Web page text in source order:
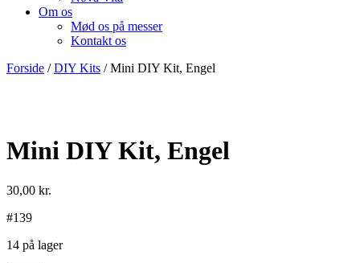
Om os
Mød os på messer
Kontakt os
Forside /DIY Kits / Mini DIY Kit, Engel
Mini DIY Kit, Engel
30,00 kr.
#139
14 på lager